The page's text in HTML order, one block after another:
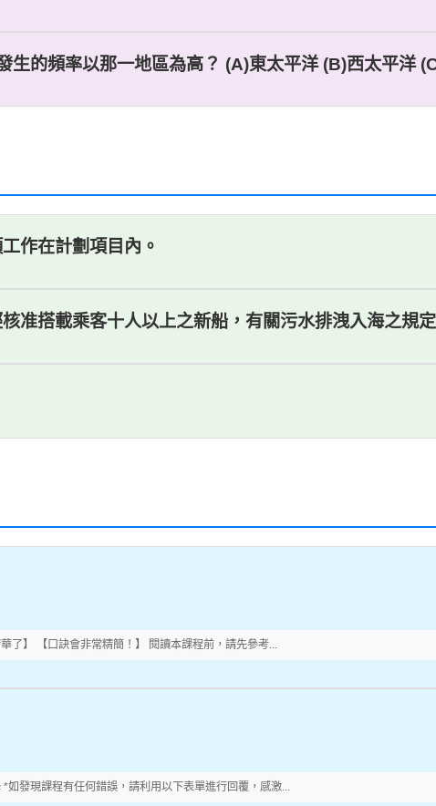
生的頻率以那一地區為高？ (A)東太平洋 (B)西太平洋
作在計劃項目內。
准搭載乘客十人以上之新船，有關污水排洩入海之規
了】 【口訣會非常精簡！】 閱讀本課程前，請先參考...
發現課程有任何錯誤，請利用以下表單進行回覆，感激...